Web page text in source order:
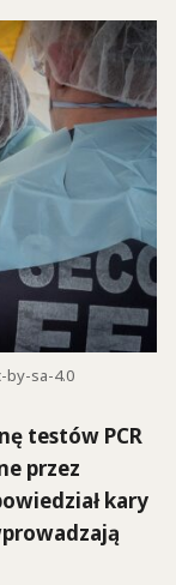
by-sa-4.0
testów PCR
przez
kary